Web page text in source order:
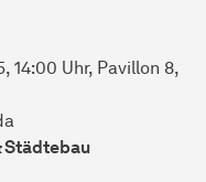
14:00 Uhr, Pavillon 8,
Städtebau